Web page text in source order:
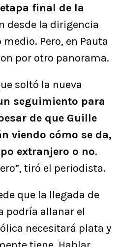
final de la
desde la dirigencia
Pero, en Pauta
por otro panorama.
soltó la nueva
seguimiento para
de que Guille
viendo cómo se da,
extranjero o no.
tiró el periodista.
que la llegada de
podría allanar el
necesitará plata y